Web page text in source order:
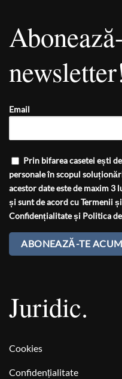
Email
Prin bifarea casetei ești de
personale în scopul
acestor date este de maxim
și sunt de acord cuTermenii
Confidențialitateși Politica
Juridic.
Cookies
Confidențialitate